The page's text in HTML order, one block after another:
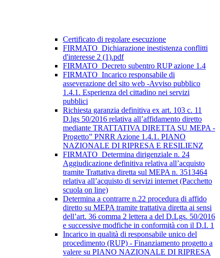
Certificato di regolare esecuzione
FIRMATO_Dichiarazione inestistenza conflitti
d'interesse 2 (1).pdf
FIRMATO_Decreto subentro RUP azione 1.4
FIRMATO_Incarico responsabile di
asseverazione del sito web -Avviso pubblico
1.4.1. Esperienza del cittadino nei servizi
pubblici
Richiesta garanzia definitiva ex art. 103 c. 11
D.lgs 50/2016 relativa all’affidamento diretto
mediante TRATTATIVA DIRETTA SU MEPA -
Progetto” PNRR Azione 1.4.1. PIANO
NAZIONALE DI RIPRESA E RESILIENZ
FIRMATO_Determina dirigenziale n. 24
Aggiudicazione definitiva relativa all’acquisto
tramite Trattativa diretta sul MEPA n. 3513464
relativa all’acquisto di servizi internet (Pacchetto
scuola on line)
Determina a contrarre n.22 procedura di affido
diretto su MEPA tramite trattativa diretta ai sensi
dell’art. 36 comma 2 lettera a del D.Lgs. 50/2016
e successive modfiche in conformità con il D.I. 1
Incarico in qualità di responsabile unico del
procedimento (RUP) - Finanziamento progetto a
valere su PIANO NAZIONALE DI RIPRESA